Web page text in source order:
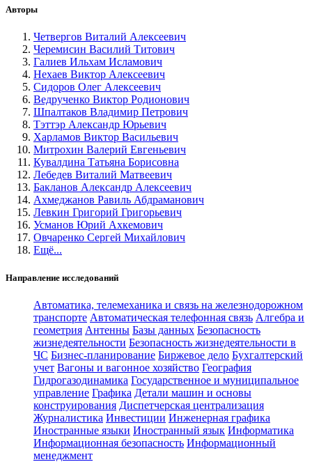
Авторы
Четвергов Виталий Алексеевич
Черемисин Василий Титович
Галиев Ильхам Исламович
Нехаев Виктор Алексеевич
Сидоров Олег Алексеевич
Ведрученко Виктор Родионович
Шпалтаков Владимир Петрович
Тэттэр Александр Юрьевич
Харламов Виктор Васильевич
Митрохин Валерий Евгеньевич
Кувалдина Татьяна Борисовна
Лебедев Виталий Матвеевич
Бакланов Александр Алексеевич
Ахмеджанов Равиль Абдраманович
Левкин Григорий Григорьевич
Усманов Юрий Ахкемович
Овчаренко Сергей Михайлович
Ещё...
Направление исследований
Автоматика, телемеханика и связь на железнодорожном
транспорте Автоматическая телефонная связь Алгебра и
геометрия Антенны Базы данных Безопасность
жизнедеятельности Безопасность жизнедеятельности в
ЧС Бизнес-планирование Биржевое дело Бухгалтерский
учет Вагоны и вагонное хозяйство География
Гидрогазодинамика Государственное и муниципальное
управление Графика Детали машин и основы
конструирования Диспетчерская централизация
Журналистика Инвестиции Инженерная графика
Иностранные языки Иностранный язык Информатика
Информационная безопасность Информационный
менеджмент